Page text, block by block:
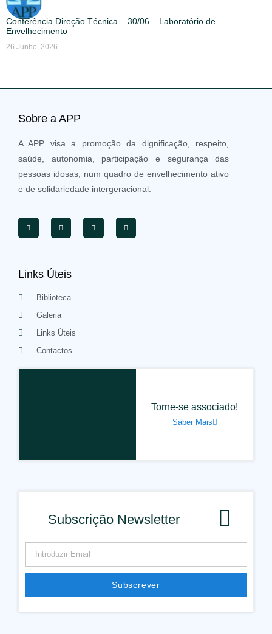
Conferência Direção Técnica – 30/06 – Laboratório de
Envelhecimento
26 Junho, 2026
Sobre a APP
A APP visa a promoção da dignificação, respeito,
saúde, autonomia, participação e segurança das
pessoas idosas, num quadro de envelhecimento ativo
e de solidariedade intergeracional.
Links Úteis
Biblioteca
Galeria
Links Úteis
Contactos
Torne-se associado!
Saber Mais
Subscrição Newsletter
Subscrever